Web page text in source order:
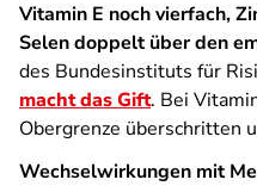
Vitamin E noch vierfach,
Selen doppelt über den
des Bundesinstituts für
macht das Gift. Bei
Obergrenze überschritten
Wechselwirkungen mit